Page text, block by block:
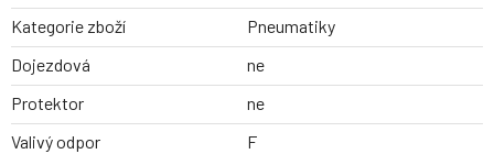
Kategorie zboží
Pneumatiky
Dojezdová
ne
Protektor
ne
Valivý odpor
F